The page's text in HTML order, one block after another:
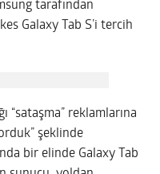
tarafından
Galaxy Tab S’i tercih
“sataşma” reklamlarına
şeklinde
bir elinde Galaxy Tab